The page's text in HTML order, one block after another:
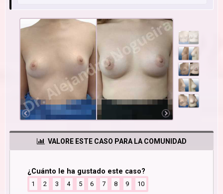
VALORE ESTE CASO PARA LA COMUNIDAD
¿Cuánto le ha gustado este caso?
1 2 3 4 5 6 7 8 9 10